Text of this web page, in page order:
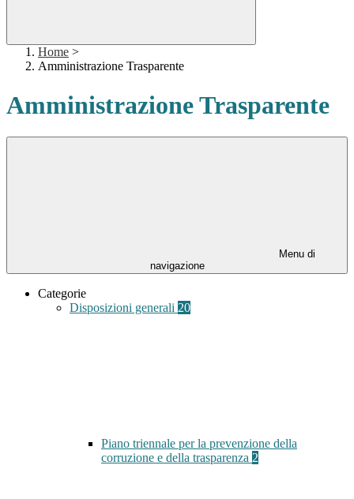
Home >
Amministrazione Trasparente
Amministrazione Trasparente
Menu di
navigazione
Categorie
Disposizioni generali 20
Piano triennale per la prevenzione della
corruzione e della trasparenza 2